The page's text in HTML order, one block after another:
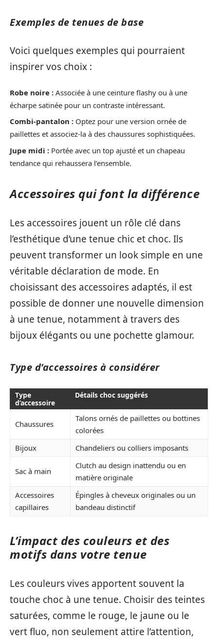
Exemples de tenues de base
Voici quelques exemples qui pourraient
inspirer vos choix :
Robe noire : Associée à une ceinture flashy ou à une
écharpe satinée pour un contraste intéressant.
Combi-pantalon : Optez pour une version ornée de
paillettes et associez-la à des chaussures sophistiquées.
Jupe midi : Portée avec un top ajusté et un chapeau
tendance qui rehaussera l’ensemble.
Accessoires qui font la différence
Les accessoires jouent un rôle clé dans
l’esthétique d’une tenue chic et choc. Ils
peuvent transformer un look simple en une
véritable déclaration de mode. En
choisissant des accessoires adaptés, il est
possible de donner une nouvelle dimension
à une tenue, notamment à travers des
bijoux élégants ou une pochette glamour.
Type d’accessoires à considérer
Type
d’accessoire
Détails choc suggérés
Chaussures
Talons ornés de paillettes ou bottines
colorées
Bijoux
Chandeliers ou colliers imposants
Sac à main
Clutch au design inattendu ou en
matière originale
Accessoires
capillaires
Épingles à cheveux originales ou un
bandeau distinctif
L’impact des couleurs et des
motifs dans votre tenue
Les couleurs vives apportent souvent la
touche choc à une tenue. Choisir des teintes
saturées, comme le rouge, le jaune ou le
vert fluo, non seulement attire l’attention,